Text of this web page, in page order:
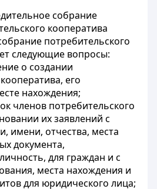
собрание
кооператива
потребительского
следующие вопросы:
о создании
его
нахождения;
членов потребительского
их заявлений с
имени, отчества, места
документа,
для граждан и с
места нахождения и
для юридического лица;